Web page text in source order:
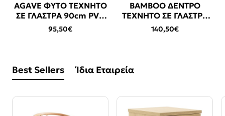
AGAVE ΦΥΤΟ ΤΕΧΝΗΤΟ
ΣΕ ΓΛΑΣΤΡΑ 90cm PVC
ΠΡΑΣΙΝΟ ΜΑΥΡΟ
ΤΣΙΜΕΝΤΟ
95,50€
BAMBOO ΔΕΝΤΡΟ
ΤΕΧΝΗΤΟ ΣΕ ΓΛΑΣΤΡΑ
190cm POLYESTER
ΠΡΑΣΙΝΟ PVC
140,50€
Best Sellers Ίδια Εταιρεία